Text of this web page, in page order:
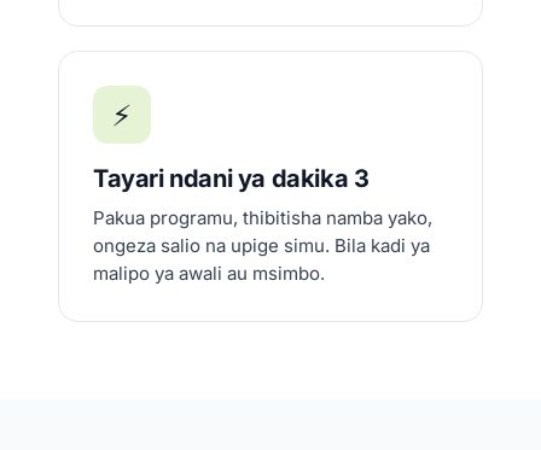
⚡
Tayari ndani ya dakika 3
Pakua programu, thibitisha namba yako,
ongeza salio na upige simu. Bila kadi ya
malipo ya awali au msimbo.